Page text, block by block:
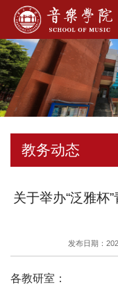
教务动态
关于举办“泛雅杯
发布日期：
各教研室：